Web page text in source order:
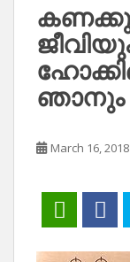
ഞാനും
March 16, 2018